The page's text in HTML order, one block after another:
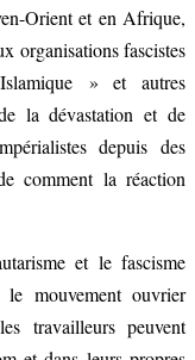
Orient et en Afrique,
organisations fascistes
» et autres
la dévastation et de
depuis des
comment la réaction
et le fascisme
le mouvement ouvrier
travailleurs peuvent